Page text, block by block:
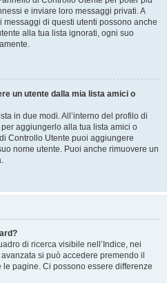
e inviare loro messaggi privati. A
di questi utenti possono anche
alla tua lista ignorati, ogni suo
un utente dalla mia lista amici o
in due modi. All’interno del profilo di
aggiungerlo alla tua lista amici o
Controllo Utente puoi aggiungere
nome utente. Puoi anche rimuovere un
di ricerca visibile nell’Indice, nei
si può accedere premendo il
le pagine. Ci possono essere differenze